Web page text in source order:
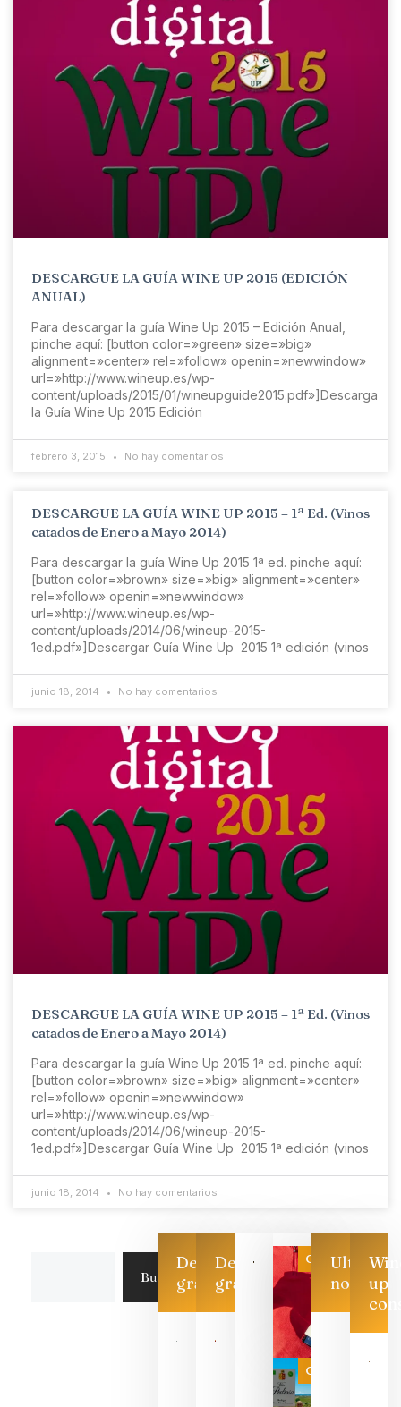
DESCARGUE LA GUÍA WINE UP 2015 (EDICIÓN
ANUAL)
Para descargar la guía Wine Up 2015 – Edición Anual,
pinche aquí: [button color=»green» size=»big»
alignment=»center» rel=»follow» openin=»newwindow»
url=»http://www.wineup.es/wp-
content/uploads/2015/01/wineupguide2015.pdf»]Descarga
la Guía Wine Up 2015 Edición
febrero 3, 2015 No hay comentarios
DESCARGUE LA GUÍA WINE UP 2015 – 1ª Ed. (Vinos
catados de Enero a Mayo 2014)
Para descargar la guía Wine Up 2015 1ª ed. pinche aquí:
[button color=»brown» size=»big» alignment=»center»
rel=»follow» openin=»newwindow»
url=»http://www.wineup.es/wp-
content/uploads/2014/06/wineup-2015-
1ed.pdf»]Descargar Guía Wine Up 2015 1ª edición (vinos
junio 18, 2014 No hay comentarios
DESCARGUE LA GUÍA WINE UP 2015 – 1ª Ed. (Vinos
catados de Enero a Mayo 2014)
Para descargar la guía Wine Up 2015 1ª ed. pinche aquí:
[button color=»brown» size=»big» alignment=»center»
rel=»follow» openin=»newwindow»
url=»http://www.wineup.es/wp-
content/uploads/2014/06/wineup-2015-
1ed.pdf»]Descargar Guía Wine Up 2015 1ª edición (vinos
junio 18, 2014 No hay comentarios
Buscar
Descarga
gratis
Descarga
gratis
Categoría
Categoría
Ultimas
noticias
que ya
up